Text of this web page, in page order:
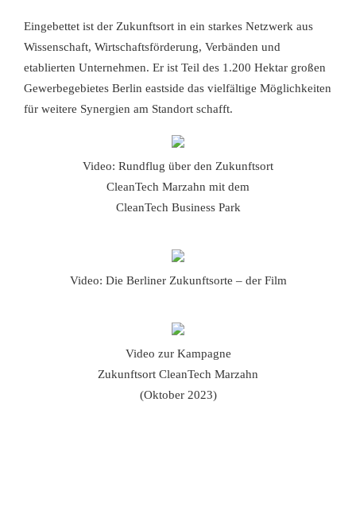
Eingebettet ist der Zukunftsort in ein starkes Netzwerk aus
Wissenschaft, Wirtschaftsförderung, Verbänden und
etablierten Unternehmen. Er ist Teil des 1.200 Hektar großen
Gewerbegebietes Berlin eastside das vielfältige Möglichkeiten
für weitere Synergien am Standort schafft.
Video: Rundflug über den Zukunftsort
CleanTech Marzahn mit dem
CleanTech Business Park
Video: Die Berliner Zukunftsorte – der Film
Video zur Kampagne
Zukunftsort CleanTech Marzahn
(Oktober 2023)